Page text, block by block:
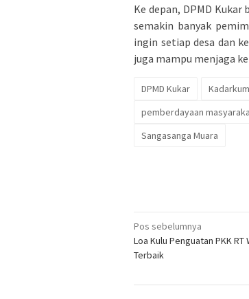
Ke depan, DPMD
semakin banyak
ingin setiap desa dan
juga mampu menjaga
DPMD Kukar Kadarkum
pemberdayaan
Sangasanga Muara
Navigasi
pos
Pos sebelumnya
Loa Kulu Penguatan PKK
Terbaik